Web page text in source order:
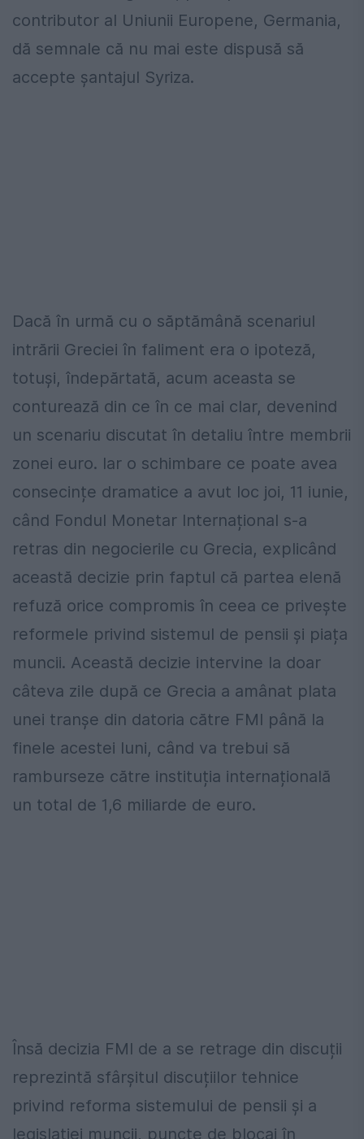
contributor al Uniunii Europene, Germania,
dă semnale că nu mai este dispusă să
accepte șantajul Syriza.
Dacă în urmă cu o săptămână scenariul
intrării Greciei în faliment era o ipoteză,
totuși, îndepărtată, acum aceasta se
conturează din ce în ce mai clar, devenind
un scenariu discutat în detaliu între membrii
zonei euro. Iar o schimbare ce poate avea
consecințe dramatice a avut loc joi, 11 iunie,
când Fondul Monetar Internațional s-a
retras din negocierile cu Grecia, explicând
această decizie prin faptul că partea elenă
refuză orice compromis în ceea ce privește
reformele privind sistemul de pensii și piața
muncii. Această decizie intervine la doar
câteva zile după ce Grecia a amânat plata
unei tranșe din datoria către FMI până la
finele acestei luni, când va trebui să
ramburseze către instituția internațională
un total de 1,6 miliarde de euro.
Însă decizia FMI de a se retrage din discuții
reprezintă sfârșitul discuțiilor tehnice
privind reforma sistemului de pensii și a
legislației muncii, puncte de blocaj în